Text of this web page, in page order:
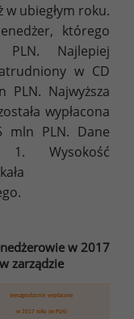
w ubiegłym roku.
którego
Najlepiej
w CD
PLN. Najwyższa
wypłacona
mln PLN. Dane
Wysokość
w 2017
zarządzie
wynagrodzenie wypłacone
w 2017 roku (w PLN)